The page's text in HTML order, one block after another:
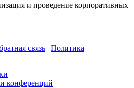
и проведение корпоративных
связь | Политика
конференций